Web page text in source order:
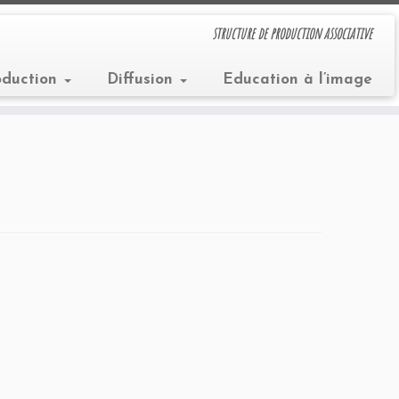
structure de production associative
Diffusion Education à l’image